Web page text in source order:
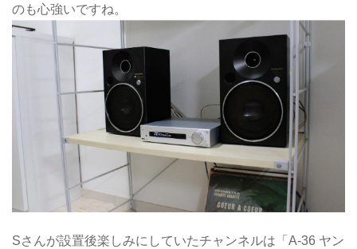
のも心強いですね。
Sさんが設置後楽しみにしていたチャンネルは「A-36 ヤン